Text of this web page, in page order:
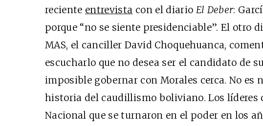
reciente entrevista con el diario El Deber:
porque “no se siente presidenciable”. El otro
MAS, el canciller David Choquehuanca,
escucharlo que no desea ser el candidato de
imposible gobernar con Morales cerca. No es
historia del caudillismo boliviano. Los líderes
Nacional que se turnaron en el poder en los